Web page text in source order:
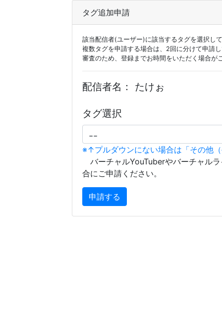
タグ追加申請
該当配信者(ユーザー)に該当するタグを選択し
複数タグを申請する場合は、2回に分けて申請
審査のため、登録までお時間をいただく場合が
配信者名： たけぉ
タグ選択
※↑プルダウンにない場合は「その他
バーチャルYouTuberやバーチャル
合にご申請ください。
申請する